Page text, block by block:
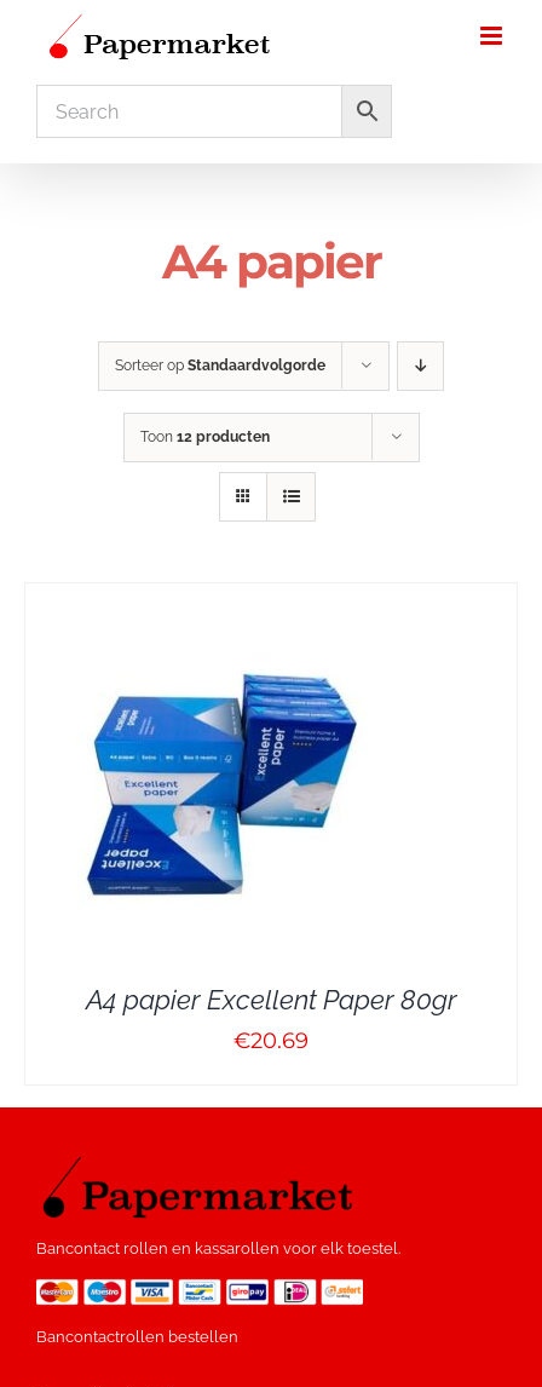
A4 papier
Sorteer op Standaardvolgorde
Toon 12 producten
A4 papier Excellent Paper 80gr
€20.69
Bancontact rollen en kassarollen voor elk toestel.
Bancontactrollen bestellen